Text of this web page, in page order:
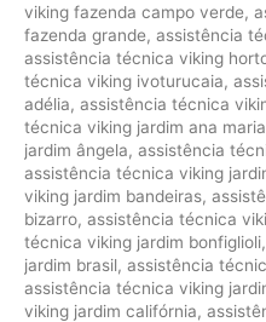
viking fazenda campo verde,
fazenda grande, assistência
assistência técnica viking
técnica viking ivoturucaia,
adélia, assistência técnica
técnica viking jardim ana maria
jardim ângela, assistência
assistência técnica viking
viking jardim bandeiras,
bizarro, assistência técnica
técnica viking jardim bonfiglioli,
jardim brasil, assistência
assistência técnica viking
viking jardim califórnia,